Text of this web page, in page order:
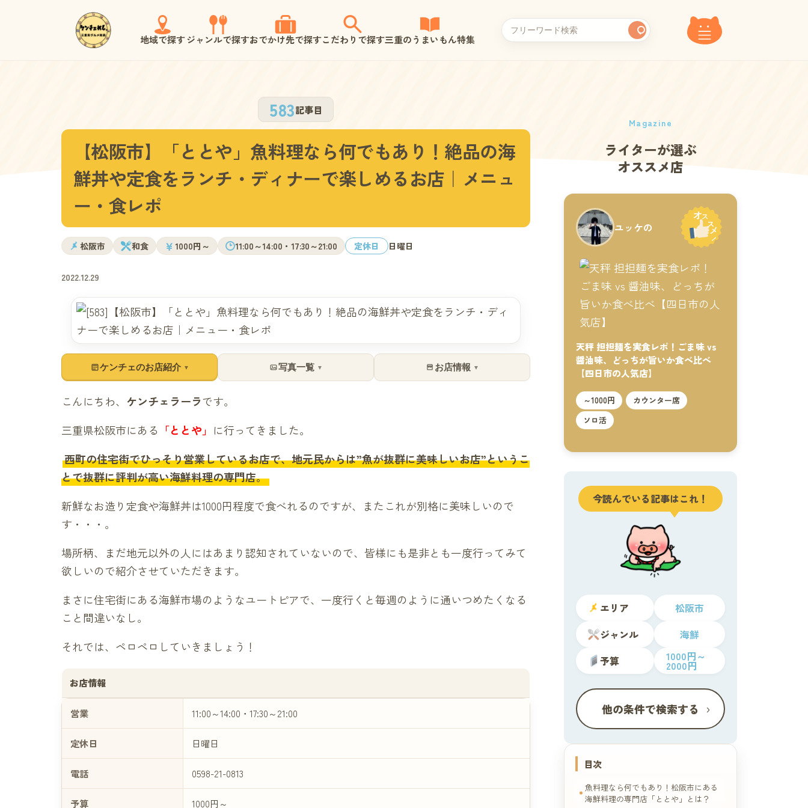
地域で探すジャンルで探すおでかけ先で探すこだわりで探す三重のうまいもん特集
583記事目
【松阪市】「ととや」魚料理なら何でもあり！絶品の海
鮮丼や定食をランチ・ディナーで楽しめるお店｜メニュ
ー・食レポ
松阪市 和食 ￥ 1000円～ 11:00～14:00・17:30～21:00 定休日 日曜日
2022.12.29
ケンチェのお店紹介 ▼ 写真一覧 ▼ お店情報 ▼
こんにちわ、 ケンチェラーラです。
三重県松阪市にある 「ととや」 に行ってきました。
西町の住宅街でひっそり営業しているお店で、地元民からは”魚が抜群に美味しいお店”というこ
とで抜群に評判が高い海鮮料理の専門店。
新鮮なお造り定食や海鮮丼は1000円程度で食べれるのですが、またこれが別格に美味しいので
す・・・。
場所柄、まだ地元以外の人にはあまり認知されていないので、皆様にも是非とも一度行ってみて
欲しいので紹介させていただきます。
まさに住宅街にある海鮮市場のようなユートピアで、一度行くと毎週のように通いつめたくなる
こと間違いなし。
それでは、ペロペロしていきましょう！
お店情報
営業 11:00～14:00・17:30～21:00
定休日 日曜日
電話 0598-21-0813
予算 1000円～
Magazine
ライターが選ぶ
オススメ店
ユッケの
天秤 担担麺を実食レポ！ごま味 vs
醤油味、どっちが旨いか食べ比べ
【四日市の人気店】
～1000円
カウンター席
ソロ活
今読んでいる記事はこれ！
エリア
松阪市
ジャンル
海鮮
予算
1000円～
2000円
他の条件で検索する ›
目次
魚料理なら何でもあり！松阪市にある
海鮮料理の専門店「ととや」とは？